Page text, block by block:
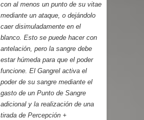
con al menos un punto de su vitae
mediante un ataque, o dejándolo
caer disimuladamente en el
blanco. Esto se puede hacer con
antelación, pero la sangre debe
estar húmeda para que el poder
funcione. El Gangrel activa el
poder de su sangre mediante el
gasto de un Punto de Sangre
adicional y la realización de una
tirada de Percepción +